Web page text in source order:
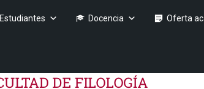
Estudiantes Docencia Oferta